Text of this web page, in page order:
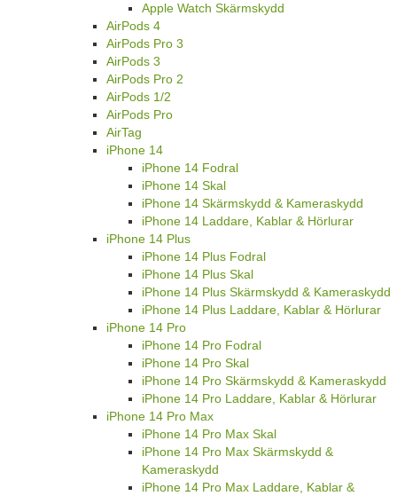
Apple Watch Skärmskydd
AirPods 4
AirPods Pro 3
AirPods 3
AirPods Pro 2
AirPods 1/2
AirPods Pro
AirTag
iPhone 14
iPhone 14 Fodral
iPhone 14 Skal
iPhone 14 Skärmskydd & Kameraskydd
iPhone 14 Laddare, Kablar & Hörlurar
iPhone 14 Plus
iPhone 14 Plus Fodral
iPhone 14 Plus Skal
iPhone 14 Plus Skärmskydd & Kameraskydd
iPhone 14 Plus Laddare, Kablar & Hörlurar
iPhone 14 Pro
iPhone 14 Pro Fodral
iPhone 14 Pro Skal
iPhone 14 Pro Skärmskydd & Kameraskydd
iPhone 14 Pro Laddare, Kablar & Hörlurar
iPhone 14 Pro Max
iPhone 14 Pro Max Skal
iPhone 14 Pro Max Skärmskydd &
Kameraskydd
iPhone 14 Pro Max Laddare, Kablar &